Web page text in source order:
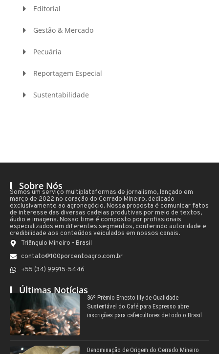
Editorial
Gestão & Mercado
Pecuária
Reportagem Especial
Sustentabilidade
Sobre Nós
Somos um serviço multiplataformas de jornalismo, lançado em
março de 2022 no coração do Cerrado Mineiro, dedicado
exclusivamente ao agronegócio. Nossa proposta é comunicar fatos
de interesse das diversas cadeias produtivas por meio de textos,
áudio e imagens. Nosso time é composto por profissionais
especializados em diferentes segmentos, conferindo autoridade e
credibilidade aos conteúdos veiculados em nossos canais.
Triângulo Mineiro - Brasil
contato@100porcentoagro.com.br
+55 (34) 99915-5446
Últimas Notícias
36º Prêmio Ernesto Illy de Qualidade
Sustentável do Café para Espresso abre
inscrições para cafeicultores de todo o Brasil
Denominação de Origem do Cerrado Mineiro